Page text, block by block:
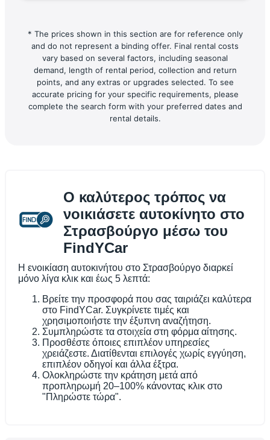
* The prices shown in this section are for reference only
and do not represent a binding offer. Final rental costs
vary based on several factors, including seasonal
demand, length of rental period, collection and return
points, and any extras or upgrades selected. To see
accurate pricing for your specific requirements, please
complete the search form with your preferred dates and
rental details.
Ο καλύτερος τρόπος να
νοικιάσετε αυτοκίνητο στο
Στρασβούργο μέσω του
FindYCar
Η ενοικίαση αυτοκινήτου στο Στρασβούργο διαρκεί
μόνο λίγα κλικ και έως 5 λεπτά:
Βρείτε την προσφορά που σας ταιριάζει καλύτερα
στο FindYCar. Συγκρίνετε τιμές και
χρησιμοποιήστε την έξυπνη αναζήτηση.
Συμπληρώστε τα στοιχεία στη φόρμα αίτησης.
Προσθέστε όποιες επιπλέον υπηρεσίες
χρειάζεστε. Διατίθενται επιλογές χωρίς εγγύηση,
επιπλέον οδηγοί και άλλα έξτρα.
Ολοκληρώστε την κράτηση μετά από
προπληρωμή 20–100% κάνοντας κλικ στο
"Πληρώστε τώρα".